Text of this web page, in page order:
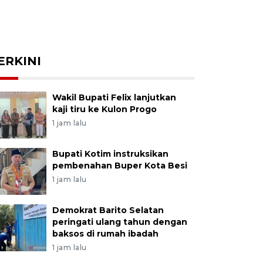
Wakil Bupati Felix lanjutkan
kaji tiru ke Kulon Progo
1 jam lalu
Bupati Kotim instruksikan
pembenahan Buper Kota Besi
1 jam lalu
Demokrat Barito Selatan
peringati ulang tahun dengan
baksos di rumah ibadah
1 jam lalu